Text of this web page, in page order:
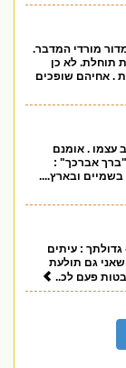
מורדי המדבר.
תוחלת. לא כן
. אחיהם שופכים
עצמו . אומנם
"ברך אברכך" :
ובארץ....
: עיתים
גם תולעת
פעם לכ..